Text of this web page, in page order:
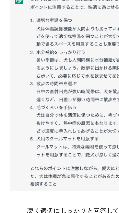
凄く適切にしっかりと回答し